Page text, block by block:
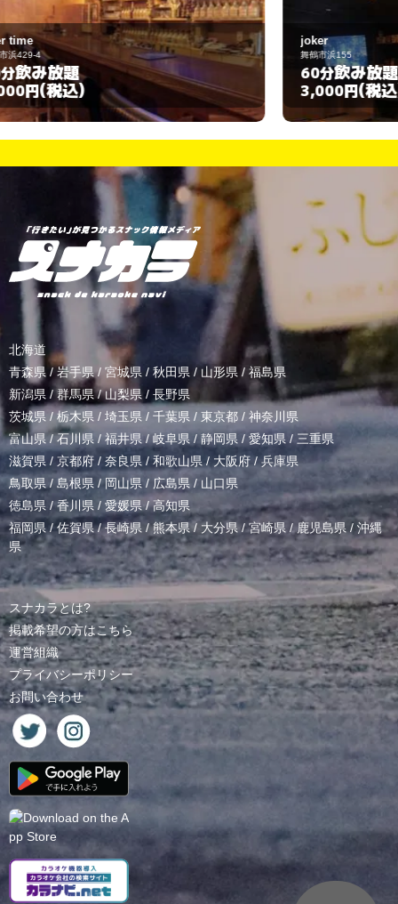
舞鶴市浜155
60分 飲み放題
3,000円 (税込)
北海道
青森県 / 岩手県/ 宮城県 / 秋田県 / 山形県/ 福島県
新潟県 /群馬県/山梨県 / 長野県
茨城県 / 栃木県 / 埼玉県 / 千葉県 / 東京都 / 神奈川県
富山県 /石川県/福井県/岐阜県 / 静岡県 / 愛知県 / 三重県
滋賀県 / 京都府 / 奈良県 / 和歌山県/ 大阪府 /兵庫県
鳥取県/ 島根県 /岡山県/ 広島県 / 山口県
徳島県 /香川県 / 愛媛県/高知県
福岡県/佐賀県/長崎県 /熊本県/ 大分県/宮崎県 /鹿児島県 / 沖縄
県
スナカラとは?
掲載希望の方はこちら
運営組織
プライバシーポリシー
お問い合わせ